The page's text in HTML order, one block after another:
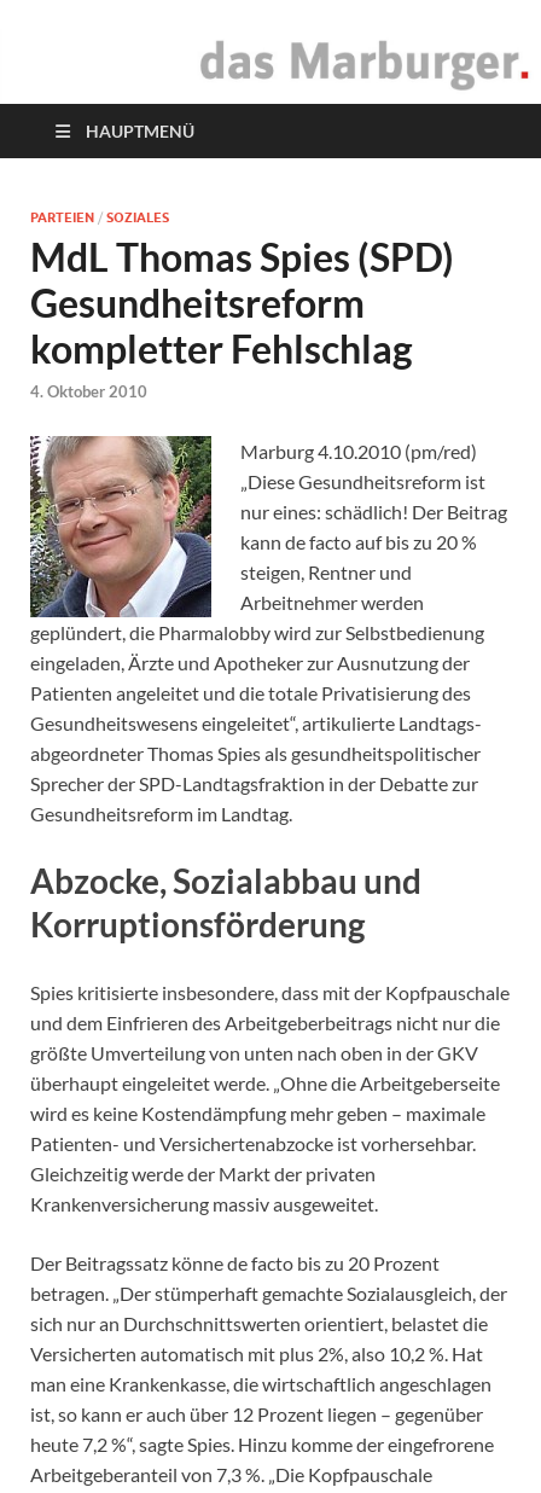
das Marburger.
HAUPTMENÜ
PARTEIEN / SOZIALES
MdL Thomas Spies (SPD)
Gesundheitsreform
kompletter Fehlschlag
4. Oktober 2010
Marburg 4.10.2010 (pm/red)
„Diese Gesundheitsreform ist
nur eines: schädlich! Der Beitrag
kann de facto auf bis zu 20 %
steigen, Rentner und
Arbeitnehmer werden
geplündert, die Pharmalobby wird zur Selbstbedienung
eingeladen, Ärzte und Apotheker zur Ausnutzung der
Patienten angeleitet und die totale Privatisierung des
Gesundheitswesens eingeleitet“, artikulierte Landtags-
abgeordneter Thomas Spies als gesundheitspolitischer
Sprecher der SPD-Landtagsfraktion in der Debatte zur
Gesundheitsreform im Landtag.
Abzocke, Sozialabbau und
Korruptionsförderung
Spies kritisierte insbesondere, dass mit der Kopfpauschale
und dem Einfrieren des Arbeitgeberbeitrags nicht nur die
größte Umverteilung von unten nach oben in der GKV
überhaupt eingeleitet werde. „Ohne die Arbeitgeberseite
wird es keine Kostendämpfung mehr geben – maximale
Patienten- und Versichertenabzocke ist vorhersehbar.
Gleichzeitig werde der Markt der privaten
Krankenversicherung massiv ausgeweitet.
Der Beitragssatz könne de facto bis zu 20 Prozent
betragen. „Der stümperhaft gemachte Sozialausgleich, der
sich nur an Durchschnittswerten orientiert, belastet die
Versicherten automatisch mit plus 2%, also 10,2 %. Hat
man eine Krankenkasse, die wirtschaftlich angeschlagen
ist, so kann er auch über 12 Prozent liegen – gegenüber
heute 7,2 %“, sagte Spies. Hinzu komme der eingefrorene
Arbeitgeberanteil von 7,3 %. „Die Kopfpauschale